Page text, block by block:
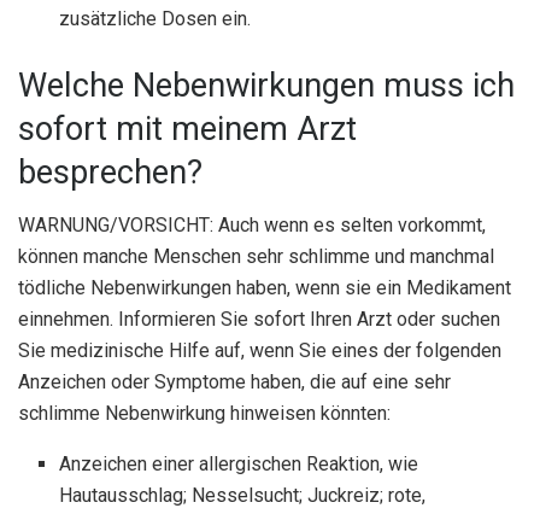
zusätzliche Dosen ein.
Welche Nebenwirkungen muss ich
sofort mit meinem Arzt
besprechen?
WARNUNG/VORSICHT: Auch wenn es selten vorkommt,
können manche Menschen sehr schlimme und manchmal
tödliche Nebenwirkungen haben, wenn sie ein Medikament
einnehmen. Informieren Sie sofort Ihren Arzt oder suchen
Sie medizinische Hilfe auf, wenn Sie eines der folgenden
Anzeichen oder Symptome haben, die auf eine sehr
schlimme Nebenwirkung hinweisen könnten:
Anzeichen einer allergischen Reaktion, wie
Hautausschlag; Nesselsucht; Juckreiz; rote,